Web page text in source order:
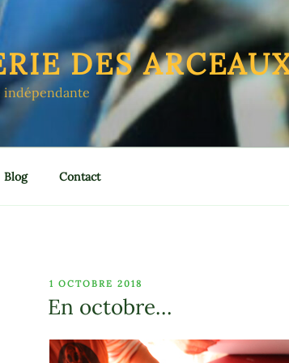
DES
Blog Contact
PUBLIÉ
1 OCTOBRE 2018
En octobre…